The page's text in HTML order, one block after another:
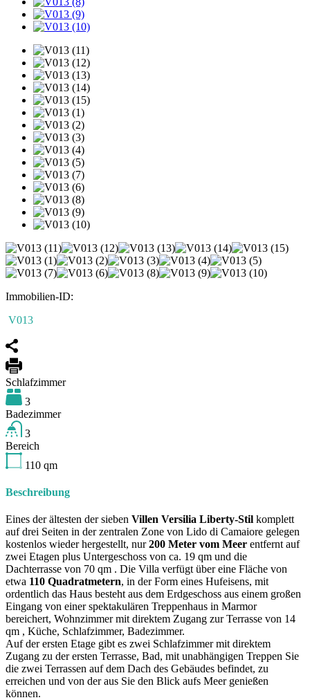
Immobilien-ID:
V013
Schlafzimmer
3
Badezimmer
3
Bereich
110 qm
Beschreibung
Eines der ältesten der sieben Villen Versilia Liberty-Stil komplett
auf drei Seiten in der zentralen Zone von Lido di Camaiore gelegen
kostenlos wieder hergestellt, nur200 Meter vom Meer entfernt auf
zwei Etagen plus Untergeschoss von ca. 19 qm und die
Dachterrasse von 70 qm . Die Villa verfügt über eine Fläche von
etwa 110 Quadratmetern, in der Form eines Hufeisens, mit
ordentlich das Haus besteht aus dem Erdgeschoss aus einem großen
Eingang von einer spektakulären Treppenhaus in Marmor
bereichert, Wohnzimmer mit direktem Zugang zur Terrasse von 14
qm , Küche, Schlafzimmer, Badezimmer.
Auf der ersten Etage gibt es zwei Schlafzimmer mit direktem
Zugang zu der ersten Terrasse, Bad, mit unabhängigen Treppen Sie
die zwei Terrassen auf dem Dach des Gebäudes befindet, zu
erreichen und von der aus Sie den Blick aufs Meer genießen
können.